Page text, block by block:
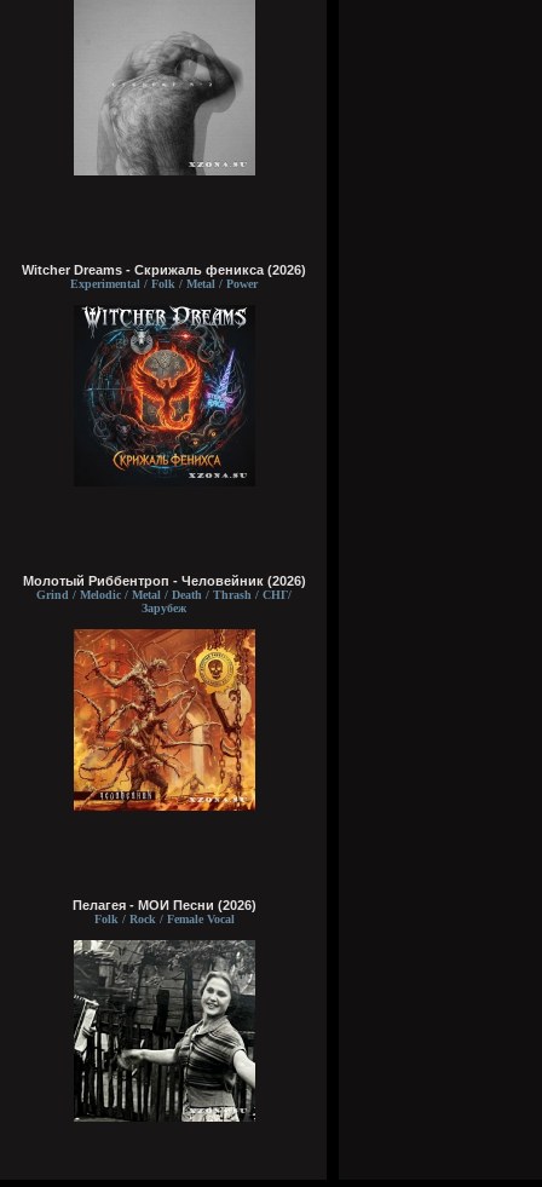
Witcher Dreams - Скрижаль феникса (2026)
Experimental / Folk / Metal / Power
Молотый Риббентроп - Человейник (2026)
Grind / Melodic / Metal / Death / Thrash / СНГ/
Зарубеж
Пелагея - МОИ Песни (2026)
Folk / Rock / Female Vocal